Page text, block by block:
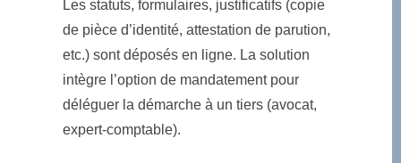
Les statuts, formulaires, justificatifs (copie
de pièce d’identité, attestation de parution,
etc.) sont déposés en ligne. La solution
intègre l’option de mandatement pour
déléguer la démarche à un tiers (avocat,
expert-comptable).